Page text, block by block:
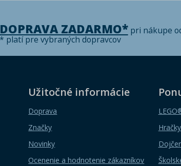
DOPRAVA ZADARMO*pri nákupe
platí pre vybraných dopravcov
Užitočné informácie
Doprava
Značky
Novinky
Ocenenie a hodnotenie zákazníkov